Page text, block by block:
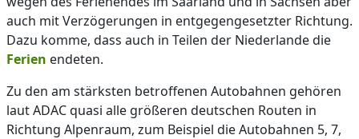
auch mit Verzögerungen in entgegengesetzter Richtung.
Dazu komme, dass auch in Teilen der Niederlande die
Ferien endeten.
Zu den am stärksten betroffenen Autobahnen gehören
laut ADAC quasi alle größeren deutschen Routen in
Richtung Alpenraum, zum Beispiel die Autobahnen 5, 7,